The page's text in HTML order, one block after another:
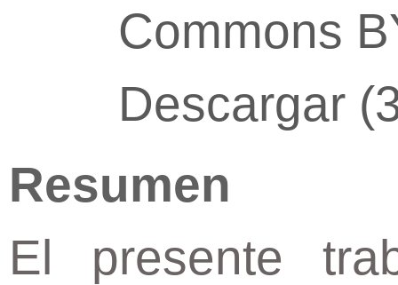
Commons
Descargar
Resumen
El presente